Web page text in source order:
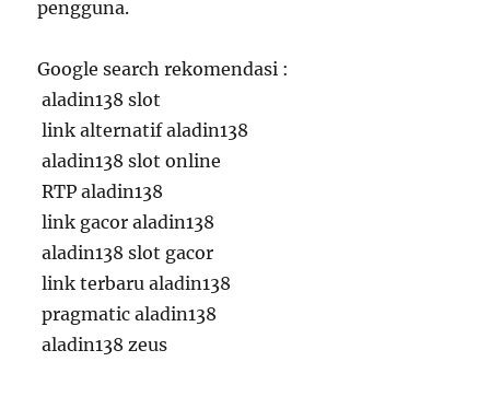
pengguna.
Google search rekomendasi :
aladin138 slot
link alternatif aladin138
aladin138 slot online
RTP aladin138
link gacor aladin138
aladin138 slot gacor
link terbaru aladin138
pragmatic aladin138
aladin138 zeus